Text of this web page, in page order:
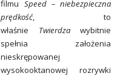
filmu Speed – niebezpieczna
prędkość, to
właśnie Twierdza wybitnie
spełnia założenia
nieskrępowanej
wysokooktanowej rozrywki